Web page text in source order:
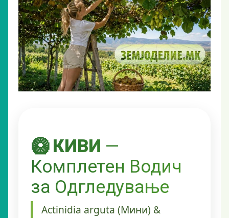
🥝 КИВИ —
Комплетен Водич
за Одгледување
Actinidia arguta (Мини) &